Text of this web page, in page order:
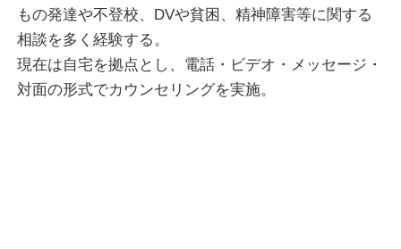
せていただきます。
病院へ行くのはなんだか敷居が高い、病院に行っても
あまりゆっくりと相談に乗ってもらえない、もっと気
もの発達や不登校、DVや貧困、精神障害等に関する
相談を多く経験する。
現在は自宅を拠点とし、電話・ビデオ・メッセージ・
対面の形式でカウンセリングを実施。